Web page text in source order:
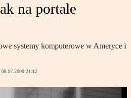
na portale
systemy komputerowe w Ameryce i
08.07.2009 21:12